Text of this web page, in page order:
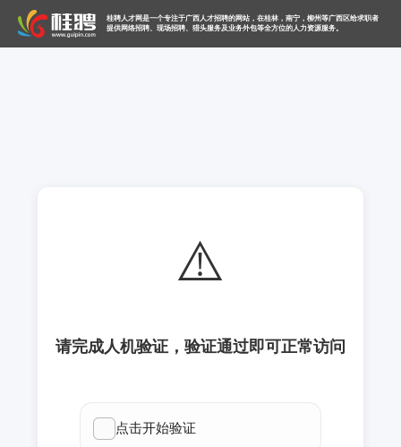
桂聘人才网是一个专注于广西人才招聘的网站，在桂林，南宁，柳州等广西区给求职者
提供网络招聘、现场招聘、猎头服务及业务外包等全方位的人力资源服务。
⚠️
请完成人机验证，验证通过即可正常访问